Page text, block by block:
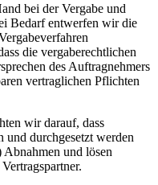
bei der Vergabe und
Bedarf entwerfen wir die
die vergaberechtlichen
des Auftragnehmers
vertraglichen Pflichten
wir darauf, dass
und durchgesetzt werden
und lösen